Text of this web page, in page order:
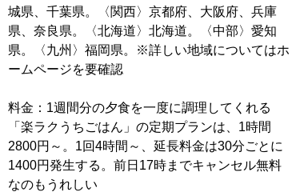
城県、千葉県。〈関西〉京都府、大阪府、兵庫
県、奈良県。〈北海道〉北海道。〈中部〉愛知
県。〈九州〉福岡県。※詳しい地域についてはホ
ームページを要確認
料金：1週間分の夕食を一度に調理してくれる
「楽ラクうちごはん」の定期プランは、1時間
2800円～。1回4時間～、延長料金は30分ごとに
1400円発生する。前日17時までキャンセル無料
なのもうれしい